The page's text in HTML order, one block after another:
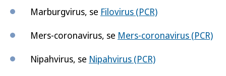
Marburgvirus, se Filovirus (PCR)
Mers-coronavirus, se Mers-coronavirus (PCR)
Nipahvirus, se Nipahvirus (PCR)